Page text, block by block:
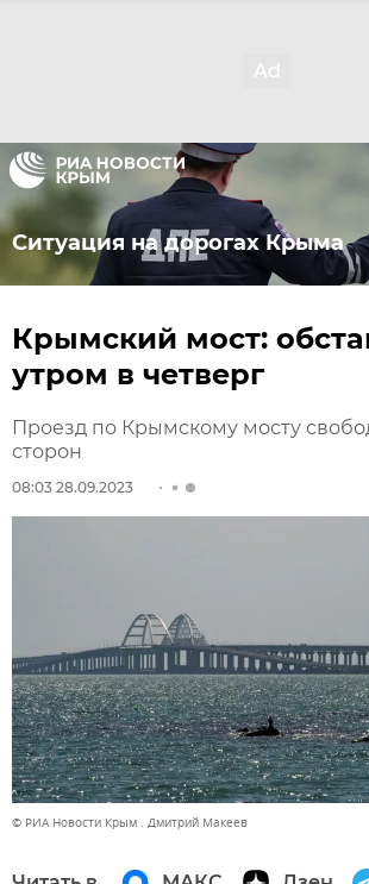
Ситуация на дорогах Крыма
Крымский мост:
утром в четверг
Проезд по Крымскому мосту
сторон
08:03 28.09.2023
© РИА Новости Крым . Дмитрий Макеев